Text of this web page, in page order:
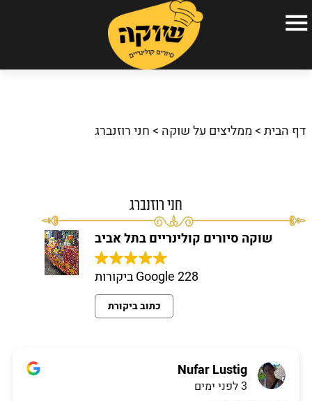
אודות
כתבו עלינו
שאלות ותשובות
המלצות
צור קשר
דף הבית>ממליצים על שוקה >חני רוזנברג
חני רוזנברג
שוקה סיורים קולינריים בתל אביב
228 Google ביקורות
כתוב ביקורת
Nufar Lustig
3 לפני ימים